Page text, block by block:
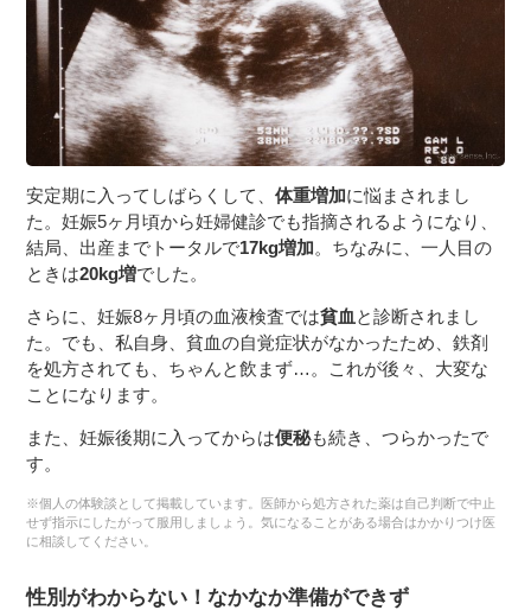
安定期に入ってしばらくして、体重増加に悩まされまし
た。妊娠5ヶ月頃から妊婦健診でも指摘されるようになり、
結局、出産までトータルで17kg増加。ちなみに、一人目の
ときは20kg増でした。
さらに、妊娠8ヶ月頃の血液検査では貧血 と診断されまし
た。でも、私自身、貧血の自覚症状がなかったため、鉄剤
を処方されても、ちゃんと飲まず…。これが後々、大変な
ことになります。
また、妊娠後期に入ってからは便秘も続き、つらかったで
す。
※個人の体験談として掲載しています。医師から処方された薬は自己判断で中止
せず指示にしたがって服用しましょう。気になることがある場合はかかりつけ医
に相談してください。
性別がわからない！なかなか準備ができず